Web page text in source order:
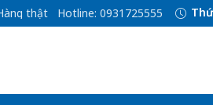
thật Hotline: 0931725555